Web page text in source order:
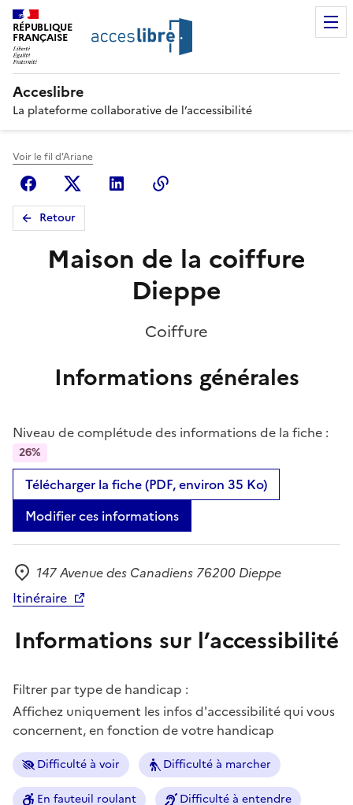
RÉPUBLIQUE
FRANÇAISE
Acceslibre
La plateforme collaborative de l’accessibilité
Voir le fil d'Ariane
FacebookX (anciennement Twitter)
Linkedin
Retour
Maison de la coiffure
Dieppe
Coiffure
Informations générales
Niveau de complétude des informations de la fiche :
26%
Télécharger la fiche (PDF, environ 35 Ko)
Modifier ces informations
Adresse
147 Avenue des Canadiens 76200 Dieppe
Itinéraire
Informations sur l’accessibilité
Filtrer par type de handicap :
Affichez uniquement les infos d'accessibilité qui vous
concernent, en fonction de votre handicap
Difficulté à voir Difficulté à marcher
En fauteuil roulant Difficulté à entendre